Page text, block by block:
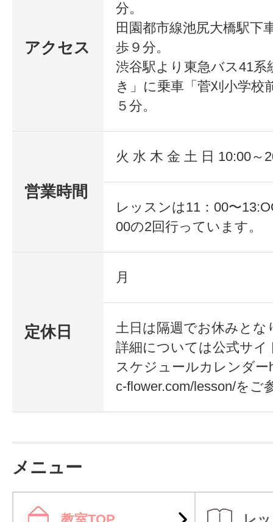
・フラワーアレンジメントも、ア
で感じたことを表現していく基本
につけることができます。
・お子さま連れでのご受講も歓迎
ご相談ください♪
ワーコース
アロマテラピー
コース
アロマアドヴァ
ンコース
アロマキャンド
アロマキャンド
アクセス
分。
田園都市線池尻大橋駅下
歩９分。
渋谷駅より東急バス41系
き」に乗車「菅刈小学校
５分。
営業時間
火 水 木 金 土 日 10:00～
レッスンは11：00〜
00の2回行っています。
定休日
月
土日は隔週でお休みとな
詳細については公式サイ
スケジュールカレンダー
c-flower.com/lesson/をご
メニュー